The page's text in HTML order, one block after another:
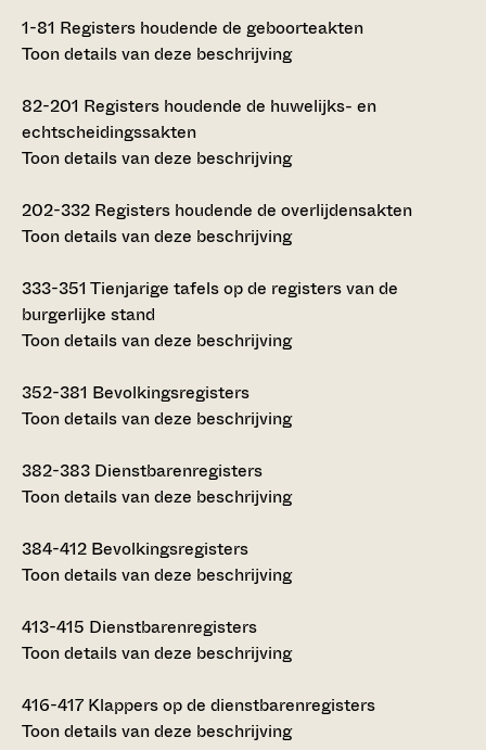
1-81 Registers houdende de geboorteakten
Toon details van deze beschrijving
82-201 Registers houdende de huwelijks- en
echtscheidingssakten
Toon details van deze beschrijving
202-332 Registers houdende de overlijdensakten
Toon details van deze beschrijving
333-351 Tienjarige tafels op de registers van de
burgerlijke stand
Toon details van deze beschrijving
352-381 Bevolkingsregisters
Toon details van deze beschrijving
382-383 Dienstbarenregisters
Toon details van deze beschrijving
384-412 Bevolkingsregisters
Toon details van deze beschrijving
413-415 Dienstbarenregisters
Toon details van deze beschrijving
416-417 Klappers op de dienstbarenregisters
Toon details van deze beschrijving